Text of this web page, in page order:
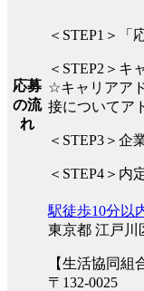
応募
の流
れ
＜STEP1＞「
＜STEP2＞キ
☆キャリアア
接についてア
＜STEP3＞企
＜STEP4＞内
駅徒歩10分以
東京都 江戸川
【生活協同組
〒132-0025